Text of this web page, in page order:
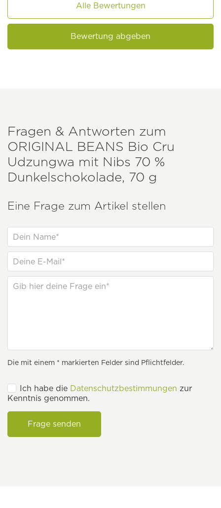
Alle Bewertungen
Bewertung abgeben
Fragen & Antworten zum
ORIGINAL BEANS Bio Cru
Udzungwa mit Nibs 70 %
Dunkelschokolade, 70 g
Eine Frage zum Artikel stellen
Die mit einem * markierten Felder sind Pflichtfelder.
Ich habe die Datenschutzbestimmungen zur
Kenntnis genommen.
Frage senden